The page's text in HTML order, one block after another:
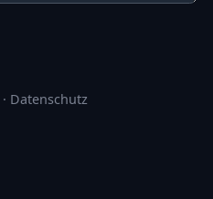
· Datenschutz